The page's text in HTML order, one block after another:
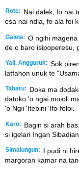
Rote:
Nai dalek, fo nai
esa nai ndia, fo ala foi
Galela: O ngihi
de o baro isipoperesu,
Yali, Angguruk: Sok
latfahon unuk te
Tabaru:
Doka ma
datoko 'o ngai moioli
'o Ngii 'Itebini 'Ifo-foloi.
Karo:
Bagin si arah
si igelari Ingan
Simalungun:
I pudi ni
margoran kamar na